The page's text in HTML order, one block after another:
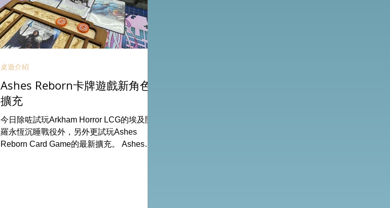
Ashes Reborn卡牌遊戲新角色
擴充
今日除咗試玩Arkham Horror LCG的埃及開
羅永恆沉睡戰役外，另外更試玩Ashes
Reborn Card Game的最新擴充。 Ashes推
桌遊介紹